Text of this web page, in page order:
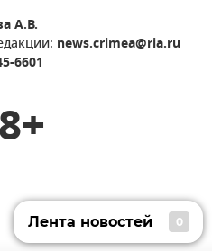
А.В.
news.crimea@ria.ru
6601
Лента новостей 0
новостей